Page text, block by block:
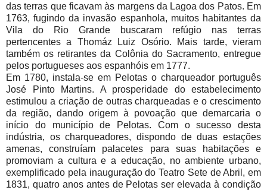
das terras que ficavam às margens da Lagoa dos Patos. Em
1763, fugindo da invasão espanhola, muitos habitantes da
Vila do Rio Grande buscaram refúgio nas terras
pertencentes a Thomáz Luiz Osório. Mais tarde, vieram
também os retirantes da Colônia do Sacramento, entregue
pelos portugueses aos espanhóis em 1777.
Em 1780, instala-se em Pelotas o charqueador português
José Pinto Martins. A prosperidade do estabelecimento
estimulou a criação de outras charqueadas e o crescimento
da região, dando origem à povoação que demarcaria o
início do município de Pelotas. Com o sucesso desta
indústria, os charqueadores, dispondo de duas estações
amenas, construíam palacetes para suas habitações e
promoviam a cultura e a educação, no ambiente urbano,
exemplificado pela inauguração do Teatro Sete de Abril, em
1831, quatro anos antes de Pelotas ser elevada à condição